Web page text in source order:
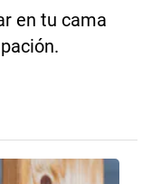
en tu cama